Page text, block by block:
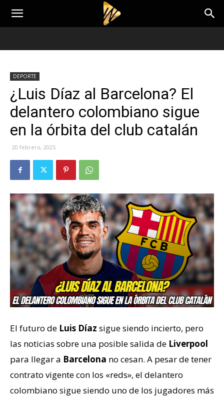
DEPORTE
¿Luis Díaz al Barcelona? El
delantero colombiano sigue
en la órbita del club catalán
20 febrero, 2025
El futuro de Luis Díaz sigue siendo incierto, pero
las noticias sobre una posible salida de Liverpool
para llegar a Barcelona no cesan. A pesar de tener
contrato vigente con los «reds», el delantero
colombiano sigue siendo uno de los jugadores más